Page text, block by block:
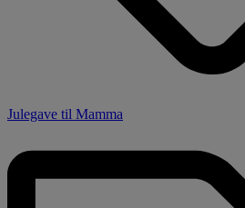
Julegave til Mamma